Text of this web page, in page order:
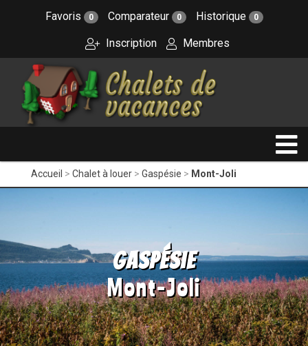
Favoris 0 Comparateur 0 Historique 0
Inscription Membres
Accueil Chalet à louer Gaspésie Mont-Joli
Gaspésie
Mont-Joli